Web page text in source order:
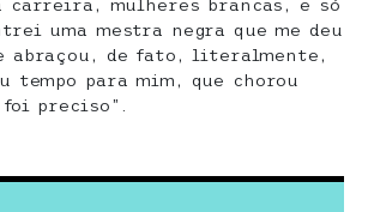
carreira, mulheres brancas, e só
uma mestra negra que me deu
abraçou, de fato, literalmente,
tempo para mim, que chorou
foi preciso”.